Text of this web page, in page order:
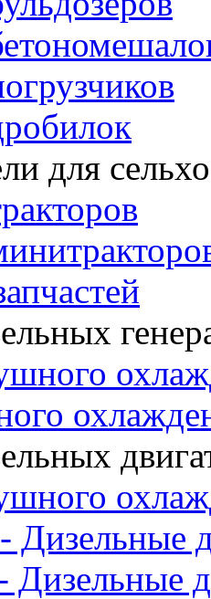
для
Дизельные
Дизельные